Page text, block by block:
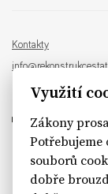
Kontakty
Návrh a vývoj: Sinfin ,
sinfin.digital
Využití
Zákony
Potřebujeme
souborů
dobře